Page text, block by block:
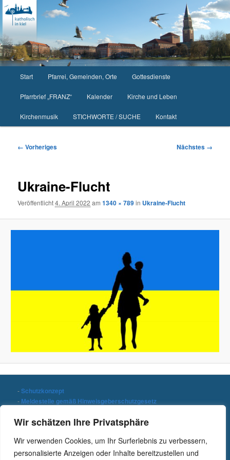
Wir schätzen Ihre Privatsphäre
Wir verwenden Cookies, um Ihr Surferlebnis zu verbessern,
personalisierte Anzeigen oder Inhalte bereitzustellen und
Zum
primären
Inhalt
springen
Start Pfarrei, Gemeinden, Orte Gottesdienste
Pfarrbrief „FRANZ“ Kalender Kirche und Leben
Kirchenmusik STICHWORTE / SUCHE Kontakt
Bilder-
← Vorheriges Nächstes →
Ukraine-Flucht
Veröffentlicht4. April 2022 am1340 × 789in Ukraine-Flucht
-Schutzkonzept
- Meldestelle gemäß Hinweisgeberschutzgesetz
-Impressum
Stichwort suchen
S